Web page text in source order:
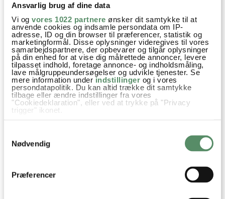
Ansvarlig brug af dine data
Vi og vores 1022 partnere ønsker dit samtykke til at
anvende cookies og indsamle persondata om IP-
adresse, ID og din browser til præferencer, statistik og
marketingformål. Disse oplysninger videregives til vores
samarbejdspartnere, der opbevarer og tilgår oplysninger
på din enhed for at vise dig målrettede annoncer, levere
tilpasset indhold, foretage annonce- og indholdsmåling,
lave målgruppeundersøgelser og udvikle tjenester. Se
mere information underindstillinger og i vores
persondatapolitik. Du kan altid trække dit samtykke
tilbage eller ændre indstillinger fra vores
"Cookiedeklaration", eller ved at trykke på "Privacy
trigger" ikonet.
Indsamle præcise oplysninger om din placering,
der kan være nøjagtig inden for få meter
Identificere din enhed baseret på en scanning af
Nødvendig
Præferencer
BOGHVEDEGRØD MED
KARAMELISERET BANAN
KAKAOBOWL
CHOKOLADE CHIAGRØD
HINDBÆR OG CASHEW